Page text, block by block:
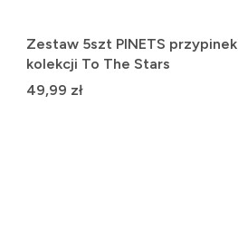
Zestaw 5szt PINETS przypinek
kolekcji To The Stars
Cena
49,99 zł